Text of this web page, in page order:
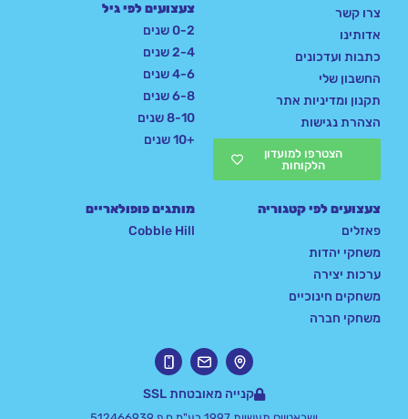
צרו קשר
אדותינו
כתבות ועדכונים
החשבון שלי
תקנון ומדיניות אתר
הצהרת נגישות
הצטרפו למועדון
הלקוחות
צעצועים לפי גיל
0-2 שנים
2-4 שנים
4-6 שנים
6-8 שנים
8-10 שנים
+10 שנים
צעצועים לפי קטגוריה
פאזלים
משחקי יהדות
ערכות יצירה
משחקים חינוכיים
משחקי חברה
מותגים פופולאריים
Cobble Hill
קנייה מאובטחת SSL